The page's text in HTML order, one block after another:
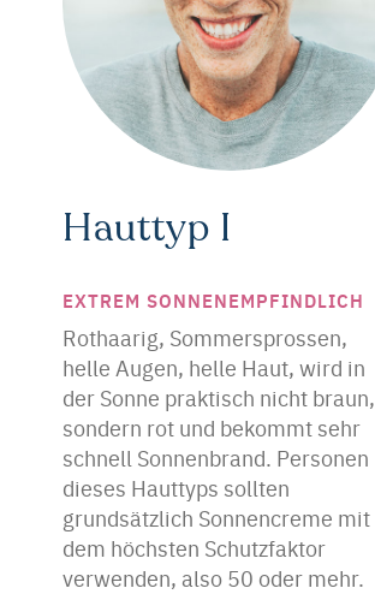
Hauttyp I
EXTREM SONNENEMPFINDLICH
Rothaarig, Sommersprossen,
helle Augen, helle Haut, wird in
der Sonne praktisch nicht braun,
sondern rot und bekommt sehr
schnell Sonnenbrand. Personen
dieses Hauttyps sollten
grundsätzlich Sonnencreme mit
dem höchsten Schutzfaktor
verwenden, also 50 oder mehr.